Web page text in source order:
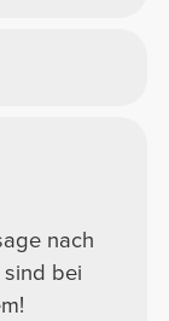
nach
sind bei